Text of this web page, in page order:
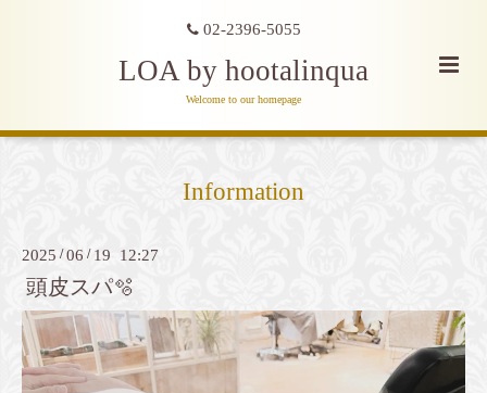
02-2396-5055
LOA by hootalinqua
Welcome to our homepage
Information
2025 /06 / 19 12:27
頭皮スパ🫧